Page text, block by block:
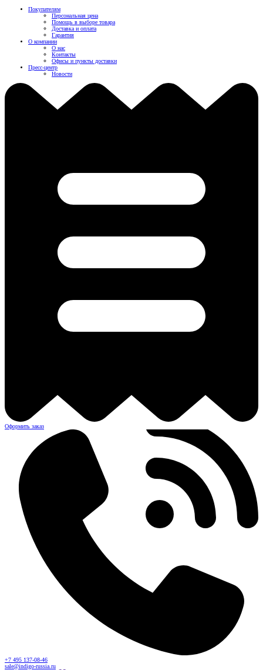
Покупателям
Персональная цена
Помощь в выборе товара
Доставка и оплата
Гарантия
О компании
О нас
Контакты
Офисы и пункты доставки
Пресс-центр
Новости
Оформить заказ
+7 495 137-08-46
sale@indigo-russia.ru